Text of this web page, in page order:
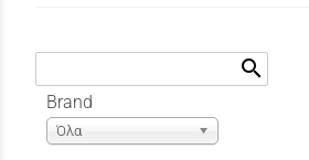
search
Brand
Όλα